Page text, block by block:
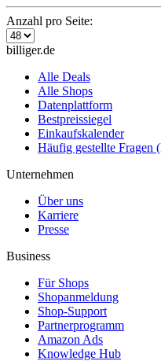
Anzahl pro Seite:
billiger.de
Alle Deals
Alle Shops
Datenplattform
Bestpreissiegel
Einkaufskalender
Häufig gestellte Fragen
Unternehmen
Über uns
Karriere
Presse
Business
Für Shops
Shopanmeldung
Shop-Support
Partnerprogramm
Amazon Ads
Knowledge Hub